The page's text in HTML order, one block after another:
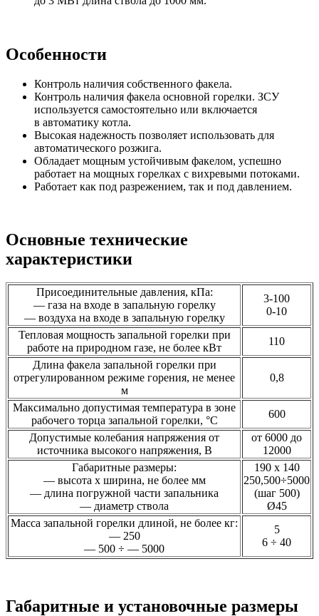
Особенности
Контроль наличия собственного факела.
Контроль наличия факела основной горелки. ЗСУ
используется самостоятельно или включается
в автоматику котла.
Высокая надежность позволяет использовать для
автоматического розжига.
Обладает мощным устойчивым факелом, успешно
работает на мощных горелках с вихревыми потоками.
Работает как под разрежением, так и под давлением.
Основные технические
характеристики
Присоединительные давления, кПа:
— газа на входе в запальную горелку
— воздуха на входе в запальную горелку
3-100
0-10
Тепловая мощность запальной горелки при
работе на природном газе, не более кВт
110
Длина факела запальной горелки при
отрегулированном режиме горения, не менее
м
0,8
Максимально допустимая температура в зоне
рабочего торца запальной горелки, °С
600
Допустимые колебания напряжения от
источника высокого напряжения, В
от 6000 до
12000
Габаритные размеры:
— высота х ширина, не более мм
— длина погружной части запальника
— диаметр ствола
190 х 140
250,500÷5000
(шаг 500)
Ø45
Масса запальной горелки длиной, не более кг:
— 250
— 500 ÷ — 5000
5
6 ÷ 40
Габаритные и установочные размеры